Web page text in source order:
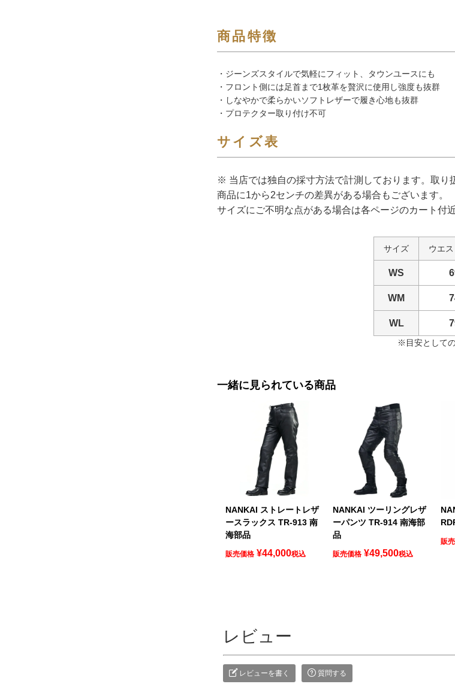
商品特徴
・ジーンズスタイルで気軽にフィット、タウンユースにも
・フロント側には足首まで1枚革を贅沢に使用し強度も抜群
・しなやかで柔らかいソフトレザーで履き心地も抜群
・プロテクター取り付け不可
サイズ表
※ 当店では独自の採寸方法で計測しております。取り
商品に1から2センチの差異がある場合もございます。
サイズにご不明な点がある場合は各ページのカート付
サイズ ウエ
WS
WM
WL
※目安として
一緒に見られている商品
NANKAI ストレートレザ
ースラックス TR-913 南
海部品
販売価格 ¥44,000税込
NANKAI ツーリングレザ
ーパンツ TR-914 南海部
品
販売価格 ¥49,500税込
販
レビュー
レビューを書く 質問する